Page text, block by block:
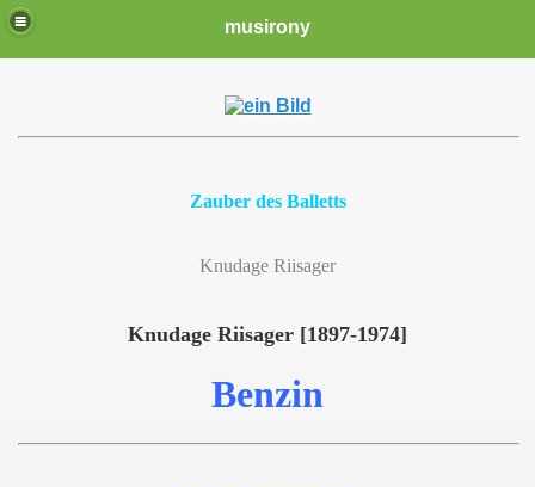
musirony
Zauber des Balletts
Knudage Riisager
Knudage Riisager [1897-1974]
Benzin